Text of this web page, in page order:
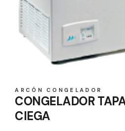
ARCÓN CONGELADOR
CONGELADOR
CIEGA